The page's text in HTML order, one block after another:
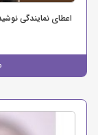
اعطای نمایندگی